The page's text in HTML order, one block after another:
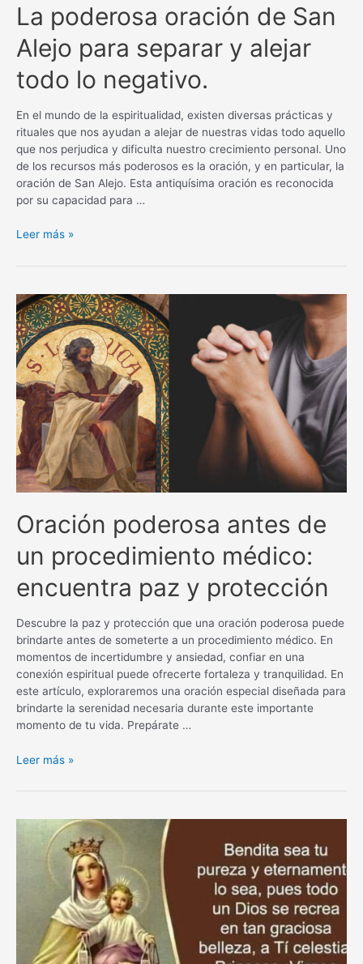
La poderosa oración de San
Alejo para separar y alejar
todo lo negativo.
En el mundo de la espiritualidad, existen diversas prácticas y
rituales que nos ayudan a alejar de nuestras vidas todo aquello
que nos perjudica y dificulta nuestro crecimiento personal. Uno
de los recursos más poderosos es la oración, y en particular, la
oración de San Alejo. Esta antiquísima oración es reconocida
por su capacidad para …
La
oración
San
Alejo
para
separar
y
alejar
todo
lo
negativo.
Leer más »
Oración poderosa antes de
un procedimiento médico:
encuentra paz y protección
Descubre la paz y protección que una oración poderosa puede
brindarte antes de someterte a un procedimiento médico. En
momentos de incertidumbre y ansiedad, confiar en una
conexión espiritual puede ofrecerte fortaleza y tranquilidad. En
este artículo, exploraremos una oración especial diseñada para
brindarte la serenidad necesaria durante este importante
momento de tu vida. Prepárate …
Oración
antes
procedimiento
encuentra
protección
Leer más »